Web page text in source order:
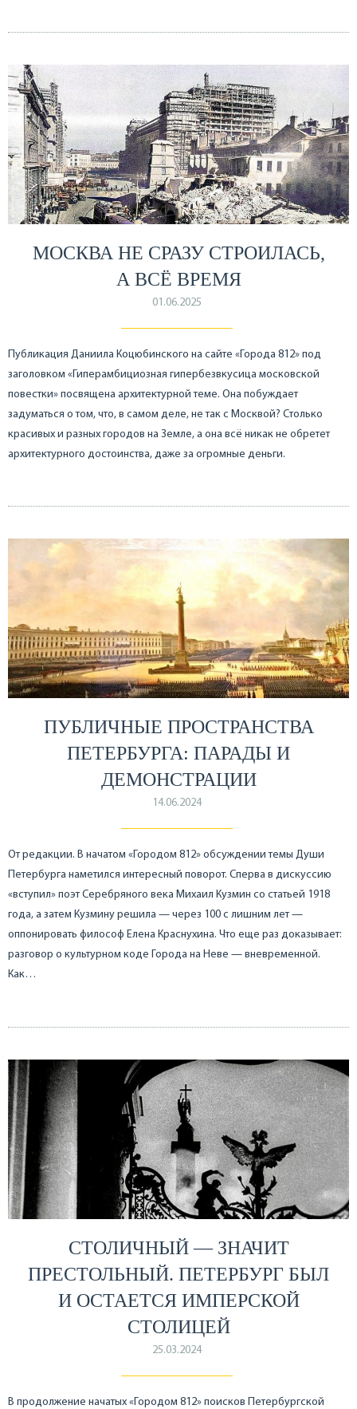
МОСКВА НЕ СРАЗУ СТРОИЛАСЬ,
А ВСЁ ВРЕМЯ
01.06.2025
Публикация Даниила Коцюбинского на сайте «Города 812» под
заголовком «Гиперамбициозная гипербезвкусица московской
повестки» посвящена архитектурной теме. Она побуждает
задуматься о том, что, в самом деле, не так с Москвой? Столько
красивых и разных городов на Земле, а она всё никак не обретет
архитектурного достоинства, даже за огромные деньги.
ПУБЛИЧНЫЕ ПРОСТРАНСТВА
ПЕТЕРБУРГА: ПАРАДЫ И
ДЕМОНСТРАЦИИ
14.06.2024
От редакции. В начатом «Городом 812» обсуждении темы Души
Петербурга наметился интересный поворот. Сперва в дискуссию
«вступил» поэт Серебряного века Михаил Кузмин со статьей 1918
года, а затем Кузмину решила — через 100 с лишним лет —
оппонировать философ Елена Краснухина. Что еще раз доказывает:
разговор о культурном коде Города на Неве — вневременной.
Как…
СТОЛИЧНЫЙ — ЗНАЧИТ
ПРЕСТОЛЬНЫЙ. ПЕТЕРБУРГ БЫЛ
И ОСТАЕТСЯ ИМПЕРСКОЙ
СТОЛИЦЕЙ
25.03.2024
В продолжение начатых «Городом 812» поисков Петербургской